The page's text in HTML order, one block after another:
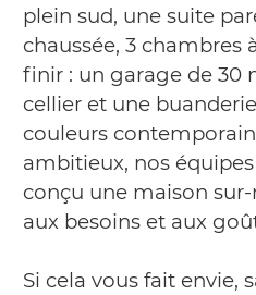
plein sud, une suite
chaussée, 3 chambres
finir : un garage de 30
cellier et une
couleurs
ambitieux, nos
conçu une maison
aux besoins et aux
Si cela vous fait envie,